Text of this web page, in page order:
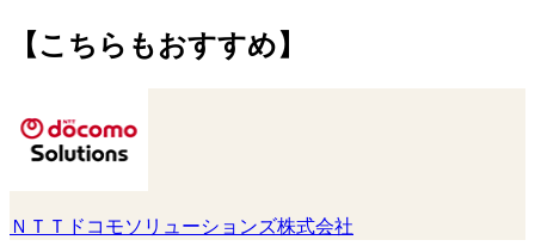
【こちらもおすすめ】
ＮＴＴドコモソリューションズ株式会社